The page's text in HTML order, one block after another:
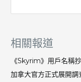
相關報道
《Skyrim》用戶名稱
加拿大官方正式展開調